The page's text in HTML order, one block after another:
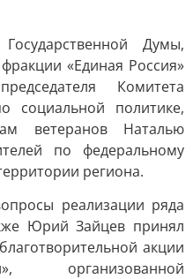
Думы,
«Единая Россия»
Комитета
социальной политике,
ветеранов Наталью
по федеральному
региона.
реализации ряда
Юрий Зайцев принял
акции
организованной